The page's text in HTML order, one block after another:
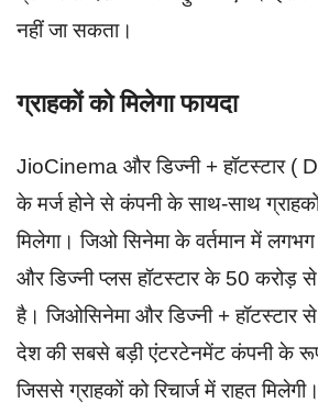
नहीं जा सकता।
ग्राहकों को मिलेगा फायदा
JioCinema और डिज्नी + हॉटस्टार (
के मर्ज होने से कंपनी के साथ-साथ
मिलेगा। जिओ सिनेमा के वर्तमान में
और डिज्नी प्लस हॉटस्टार के 50 करोड़
है। जिओसिनेमा और डिज्नी + हॉटस्टार
देश की सबसे बड़ी एंटरटेनमेंट कंपनी के
जिससे ग्राहकों को रिचार्ज में राहत